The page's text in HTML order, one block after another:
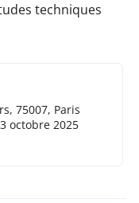
techniques
75007, Paris
octobre 2025